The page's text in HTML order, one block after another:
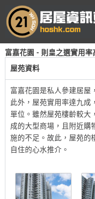
至
內富嘉花園 - 則皇之選實用率
屋苑資料
富嘉花園是私人參建居屋
此外，屋苑實用率達九成
單位。雖然屋苑樓齡較大
成的大型商場，且附近購
施的不足。故此，屋苑的
自住的心水推介。